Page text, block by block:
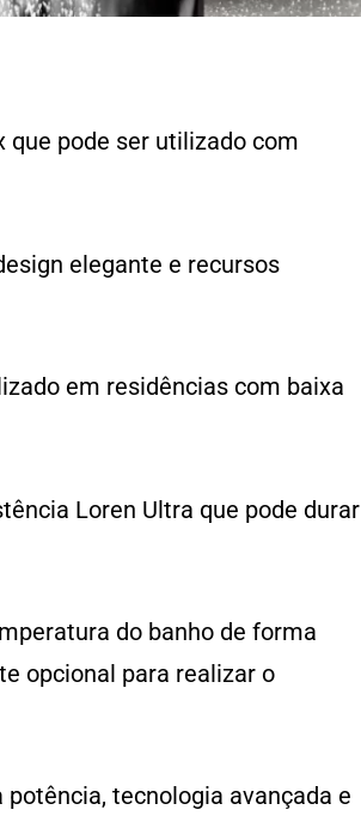
que pode ser utilizado com
elegante e recursos
em residências com baixa
Loren Ultra que pode durar
do banho de forma
opcional para realizar o
tecnologia avançada e